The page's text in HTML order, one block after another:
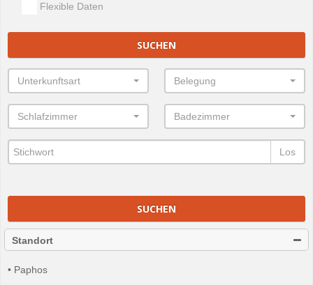
Flexible Daten
SUCHEN
Unterkunftsart Belegung
Schlafzimmer Badezimmer
Los
SUCHEN
Standort
• Paphos